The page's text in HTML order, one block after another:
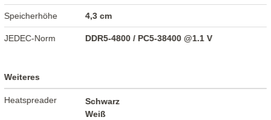
Speicherhöhe 4,3 cm
JEDEC-Norm DDR5-4800 / PC5-38400 @1.1 V
Weiteres
Heatspreader
Schwarz
Weiß